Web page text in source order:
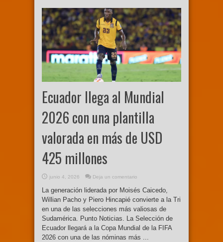
Ecuador llega al Mundial
2026 con una plantilla
valorada en más de USD
425 millones
junio 4, 2026 Deja un comentario
La generación liderada por Moisés Caicedo,
Willian Pacho y Piero Hincapié convierte a la Tri
en una de las selecciones más valiosas de
Sudamérica. Punto Noticias. La Selección de
Ecuador llegará a la Copa Mundial de la FIFA
2026 con una de las nóminas más ...